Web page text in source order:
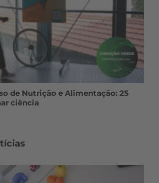
de Nutrição e Alimentação: 25
ciência